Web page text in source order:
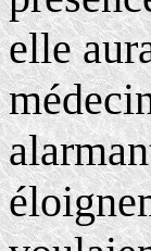
elle